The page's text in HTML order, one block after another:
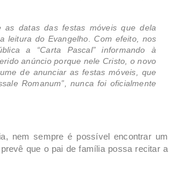
datas das festas móveis que dela
leitura do Evangelho. Com efeito, nos
a “Carta Pascal” informando à
anúncio porque nele Cristo, o novo
de anunciar as festas móveis, que
Romanum”, nunca foi oficialmente
nem sempre é possível encontrar um
que o pai de família possa recitar a